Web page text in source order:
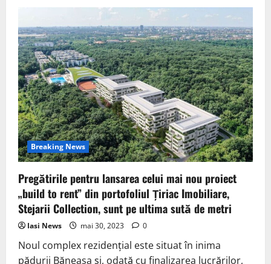
Breaking News
Pregătirile pentru lansarea celui mai nou proiect
„build to rent” din portofoliul Țiriac Imobiliare,
Stejarii Collection, sunt pe ultima sută de metri
Iasi News mai 30, 2023 0
Noul complex rezidențial este situat în inima
pădurii Băneasa și, odată cu finalizarea lucrărilor,